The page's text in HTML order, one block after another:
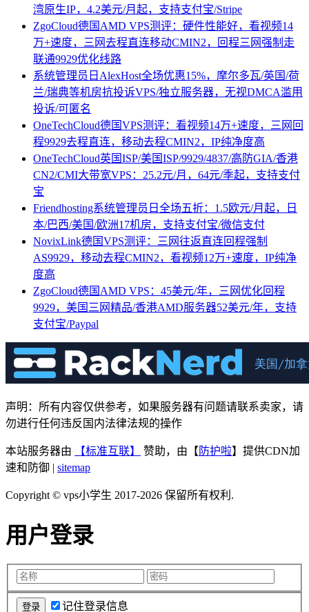
湾原生IP，4.2美元/月起，支持支付宝/Stripe
ZgoCloud德国AMD VPS测评：硬件性能好，看视频14
万+速度，三网去程直连移动CMIN2，回程三网强制走
联通9929优化线路
系统管理员日AlexHost全场优惠15%，摩尔多瓦/英国/荷
兰/瑞典等机房抗投诉VPS/独立服务器，无视DMCA滥用
投诉/可匿名
OneTechCloud德国VPS测评：看视频14万+速度，三网回
程9929去程直连，移动去程CMIN2，IP纯净度高
OneTechCloud英国ISP/美国ISP/9929/4837/高防GIA/香港
CN2/CMI大带宽VPS：25.2元/月，64元/季起，支持支付
宝
Friendhosting系统管理员日全场五折：1.5欧元/月起，日
本/巴西/美国/欧洲17机房，支持支付宝/微信支付
NovixLink德国VPS测评：三网往返直连回程强制
AS9929，移动去程CMIN2，看视频12万+速度，IP纯净
度高
ZgoCloud德国AMD VPS：45美元/年，三网优化回程
9929，美国三网精品/香港AMD服务器52美元/年，支持
支付宝/Paypal
声明：所有内容仅供参考，如果服务器有问题请联系卖家，请
勿进行任何违反国内法律法规的操作
本站服务器由 【标准互联】 赞助，由【 防护啦】提供CDN加
速和防御 | sitemap
Copyright © vps小学生 2017-2026 保留所有权利.
用户登录
记住登录信息